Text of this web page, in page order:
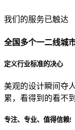
贵公司预算范围是？
贵公司的团队规模是
目前主要的营销渠
我们的服务已触达
全国多个一二线城
定义行业标准的决心
美观的设计瞬间夺
累，看得到的看不
专注、专业、值得信赖!